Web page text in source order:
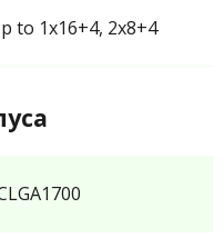
to 1x16+4, 2x8+4